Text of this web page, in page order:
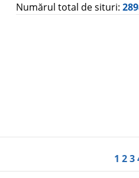
Numărul total de situri:
1 23